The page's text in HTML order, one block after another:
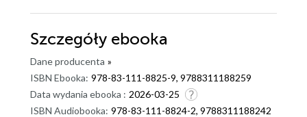
Szczegóły ebooka
Dane producenta »
ISBN Ebooka: 978-83-111-8825-9, 9788311188259
Data wydania ebooka : 2026-03-25
ISBN Audiobooka: 978-83-111-8824-2, 9788311188242